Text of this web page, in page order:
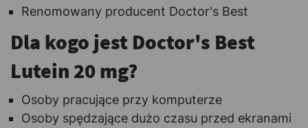
Renomowany producent Doctor's Best
Dla kogo jest Doctor's Best
Lutein 20 mg?
Osoby pracujące przy komputerze
Osoby spędzające dużo czasu przed ekranami